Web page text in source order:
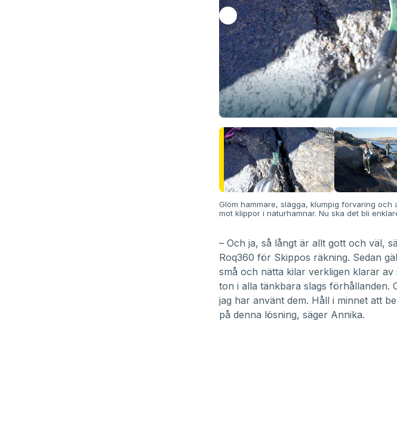
Glöm hammare, slägga, klumpig förvaring
mot klippor i naturhamnar. Nu ska det bli
– Och ja, så långt är allt gott och väl,
Roq360 för Skippos räkning. Sedan
små och nätta kilar verkligen klarar
ton i alla tänkbara slags förhållanden.
jag har använt dem. Håll i minnet att
på denna lösning, säger Annika.